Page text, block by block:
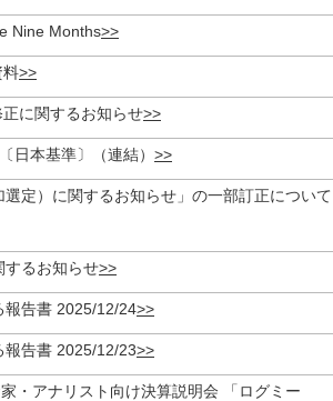
Nine Months
料
に関するお知らせ
日本基準〕（連結）
選定）に関するお知らせ」の一部訂正について
するお知らせ
報告書 2025/12/24
報告書 2025/12/23
・アナリスト向け決算説明会 「ログミー